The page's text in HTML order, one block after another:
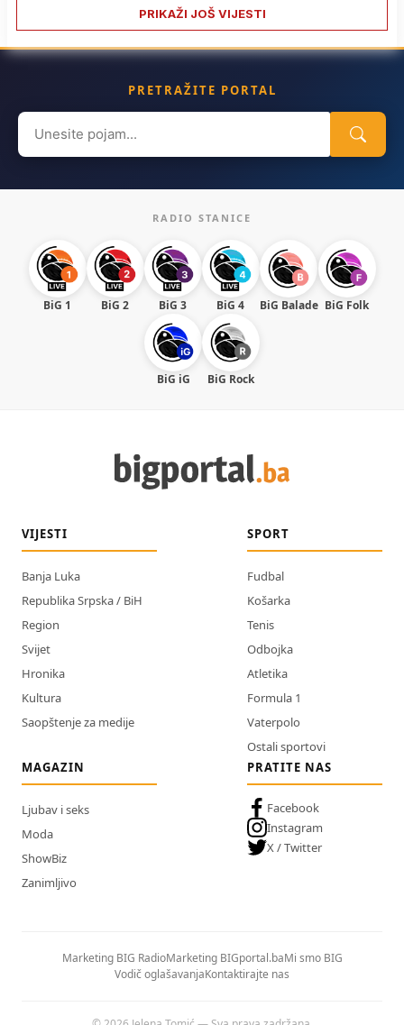
PRIKAŽI JOŠ VIJESTI
PRETRAŽITE PORTAL
Search
for:
RADIO STANICE
BiG 1 BiG 2 BiG 3 BiG 4 BiG Balade BiG Folk
BiG iG BiG Rock
VIJESTI
Banja Luka
Republika Srpska / BiH
Region
Svijet
Hronika
Kultura
Saopštenje za medije
SPORT
Fudbal
Košarka
Tenis
Odbojka
Atletika
Formula 1
Vaterpolo
Ostali sportovi
MAGAZIN
Ljubav i seks
Moda
ShowBiz
Zanimljivo
PRATITE NAS
Facebook
Instagram
X / Twitter
Marketing BIG RadioMarketing BIGportal.baMi smo BIG
Vodič oglašavanjaKontaktirajte nas